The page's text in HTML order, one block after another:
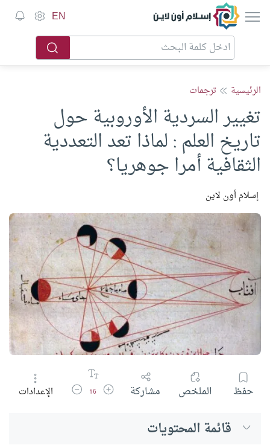
إسلام أون لاين EN
الرئيسية ترجمات
تغيير السردية الأوروبية حول
تاريخ العلم : لماذا تعد التعددية
الثقافية أمرا جوهريا؟
إسلام أون لاين
حفظ الملخص مشاركة زيادة حجم الخط
16 تقليل حجم الخط
الإعدادات
قائمة المحتويات